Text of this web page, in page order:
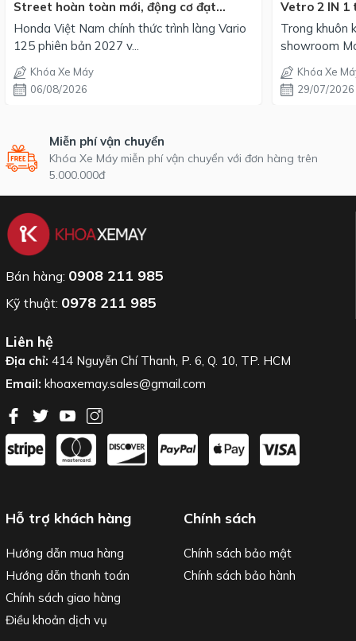
Street hoàn toàn mới, động cơ đạt
chuẩn EURO 4, giá từ 42,69 triệu đồng
Honda Việt Nam chính thức trình làng Vario
125 phiên bản 2027 v...
Khóa Xe Máy
06/08/2026
Vetro 2 IN 1
mỗi phối
Trong khuôn
showroom
Khóa Xe
29/07/2026
Miễn phí vận chuyển
Khóa Xe Máy miễn phí vận chuyển với đơn hàng trên
5.000.000đ
Bán hàng: 0908 211 985
Kỹ thuật: 0978 211 985
Liên hệ
Địa chỉ: 414 Nguyễn Chí Thanh, P. 6, Q. 10, TP. HCM
Email: khoaxemay.sales@gmail.com
Hỗ trợ khách hàng
Hướng dẫn mua hàng
Hướng dẫn thanh toán
Chính sách giao hàng
Điều khoản dịch vụ
Chính sách
Chính sách bảo mật
Chính sách bảo hành